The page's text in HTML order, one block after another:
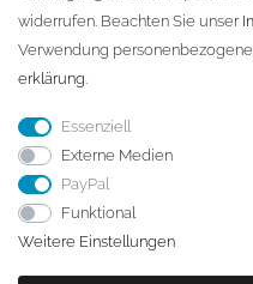
widerrufen. Beachten Sie unser
Verwendung
erklärung.
Essenziell
Externe Medien
PayPal
Funktional
Weitere Einstellungen